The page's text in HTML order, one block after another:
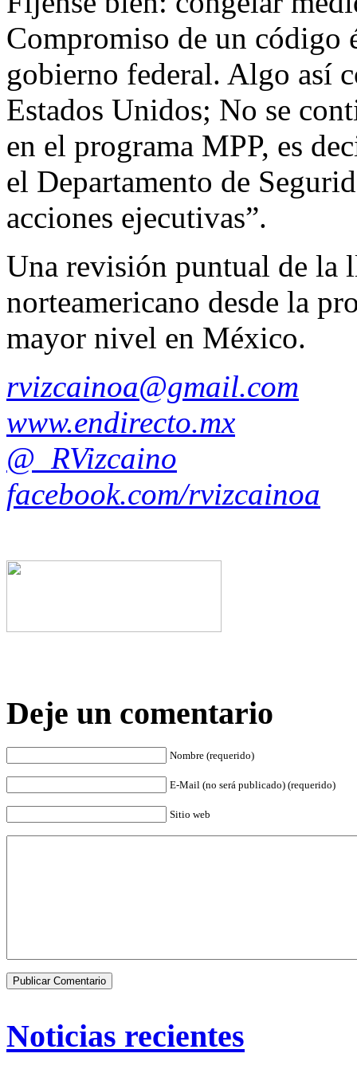
Compromiso de un código
gobierno federal. Algo así
Estados Unidos; No se
en el programa MPP, es
el Departamento de
acciones ejecutivas”.
Una revisión puntual de la
norteamericano desde la
mayor nivel en México.
rvizcainoa@gmail.com
www.endirecto.mx
@_RVizcaino
facebook.com/rvizcainoa
Deje un comentario
Nombre (requerido)
E-Mail (no será publicado) (requerido)
Sitio web
Noticias recientes